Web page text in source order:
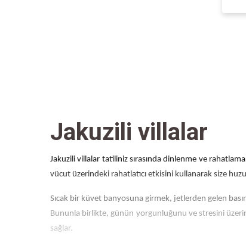
Jakuzili villalar
Jakuzili villalar tatiliniz sırasında dinlenme ve
vücut üzerindeki rahatlatıcı etkisini kullanarak size
Sıcak bir küvet banyosuna girmek, jetlerden gelen
Bununla birlikte, günün yorgunluğunu ve stresini
sağlar.